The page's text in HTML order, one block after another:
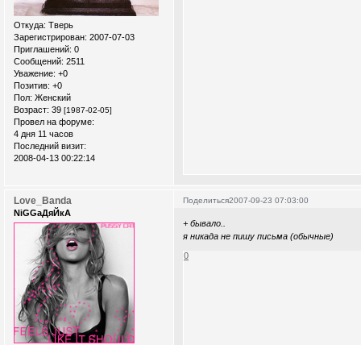
Откуда: Тверь
Зарегистрирован: 2007-07-03
Приглашений: 0
Сообщений: 2511
Уважение: +0
Позитив: +0
Пол: Женский
Возраст: 39 [1987-02-05]
Провел на форуме:
4 дня 11 часов
Последний визит:
2008-04-13 00:22:14
Поделиться2007-09-23 07:03:00
Love_Banda
NiGGaДяЙкА
+ бывало..
я никада не пишу письма (обычные)
0